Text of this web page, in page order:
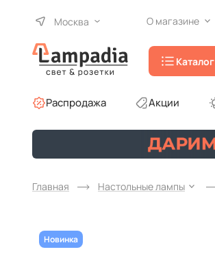
Москва О магазине
Каталог
Распродажа Акции
Главная Настольные лампы